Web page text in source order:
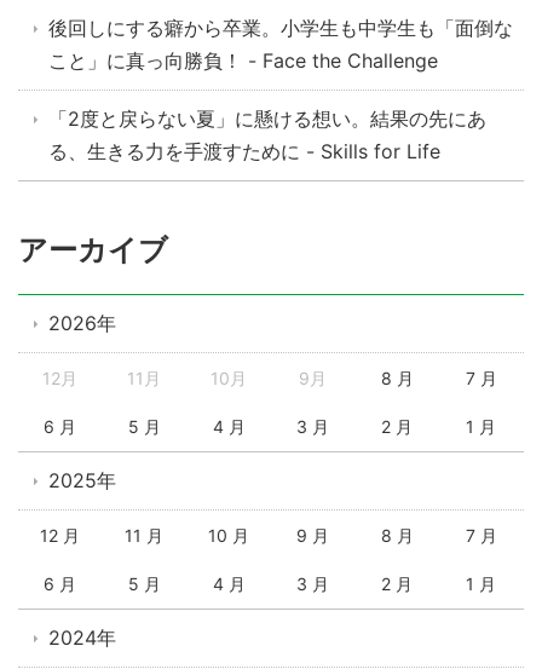
後回しにする癖から卒業。小学生も中学生も「面倒な
こと」に真っ向勝負！ - Face the Challenge
「2度と戻らない夏」に懸ける想い。結果の先にあ
る、生きる力を手渡すために - Skills for Life
アーカイブ
2026年
12月 11月 10月 9月 8 月 7 月
6 月 5 月 4 月 3 月 2 月 1 月
2025年
12 月 11 月 10 月 9 月 8 月 7 月
6 月 5 月 4 月 3 月 2 月 1 月
2024年